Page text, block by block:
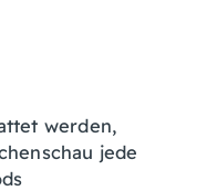
werden,
jede